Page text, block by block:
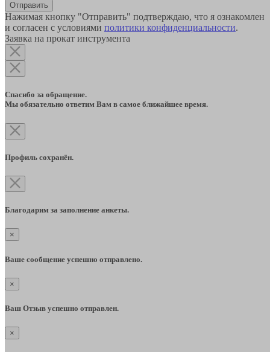
Отправить
Нажимая кнопку "Отправить" подтверждаю, что я ознакомлен
и согласен с условиями политики конфиденциальности.
Заявка на прокат инструмента
Спасибо за обращение.
Мы обязательно ответим Вам в самое ближайшее время.
Профиль сохранён.
Благодарим за заполнение анкеты.
×
Ваше сообщение успешно отправлено.
×
Ваш Отзыв успешно отправлен.
×